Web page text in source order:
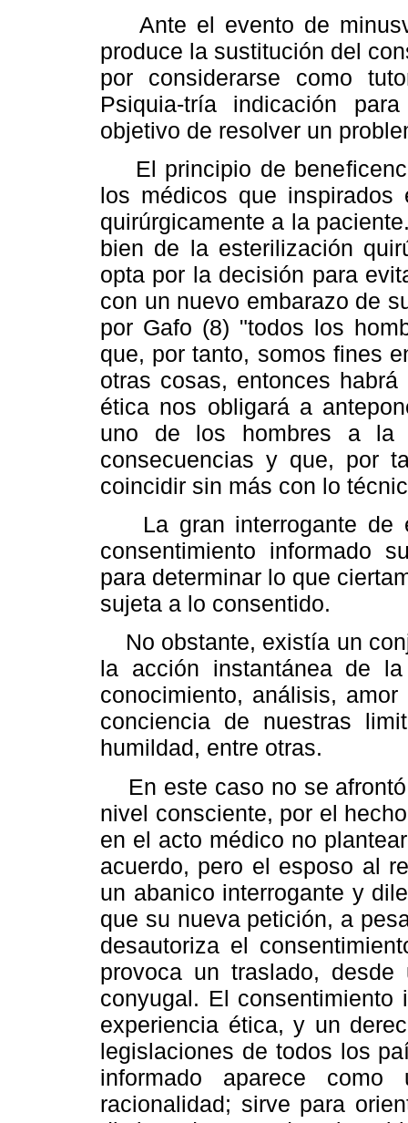
Ante el evento de
produce la sustitución del
por considerarse como
Psiquia-tría indicación
objetivo de resolver un
El principio de
los médicos que
quirúrgicamente a la
bien de la esterilización
opta por la decisión para
con un nuevo embarazo de
por Gafo (8) "todos los
que, por tanto, somos fines
otras cosas, entonces
ética nos obligará a
uno de los hombres a la
consecuencias y que, por
coincidir sin más con lo
La gran interrogante de
consentimiento informado
para determinar lo que
sujeta a lo consentido.
No obstante, existía un
la acción instantánea de
conocimiento, análisis,
conciencia de nuestras
humildad, entre otras.
En este caso no se
nivel consciente, por el
en el acto médico no
acuerdo, pero el esposo al
un abanico interrogante y
que su nueva petición, a
desautoriza el
provoca un traslado,
conyugal. El
experiencia ética, y un
legislaciones de todos los
informado aparece
racionalidad; sirve para